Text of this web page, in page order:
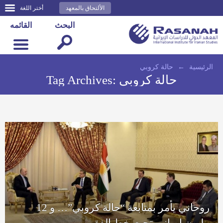
أختر اللغة الألتحاق بالمعهد
القائمه البحث
الرئيسية ← حالة كروبي
Tag Archives: حالة كروبي
روحاني يأمر بمتابعة “حالة كروبي”… و 12